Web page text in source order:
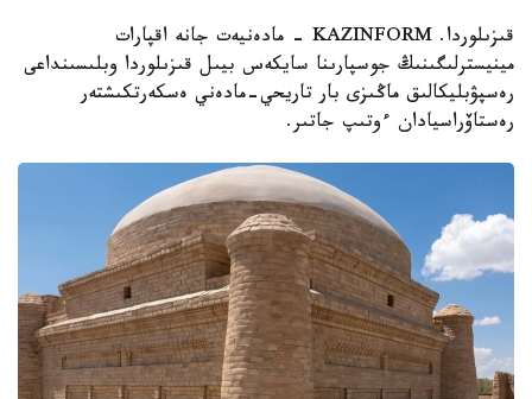
قىزىلوردا. KAZINFORM - مادەنيەت جانە اقپارات
مينيسترلىگىنىڭ جوسپارىنا سايكەس بيىل قىزىلوردا وبلىسىنداعى
رەسپۋبليكالىق ماڭىزى بار تاريحي-مادەني ەسكەرتكىشتەر
رەستاۆراسيادان ءوتىپ جاتىر.